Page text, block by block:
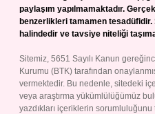
paylaşım yapılmamaktadır.
benzerlikleri tamamen
halindedir ve tavsiye niteliği
Sitemiz, 5651 Sayılı Kanun
Kurumu (BTK) tarafından
vermektedir. Bu nedenle, sitedeki
veya araştırma yükümlülüğümüz
yazdıkları içeriklerin